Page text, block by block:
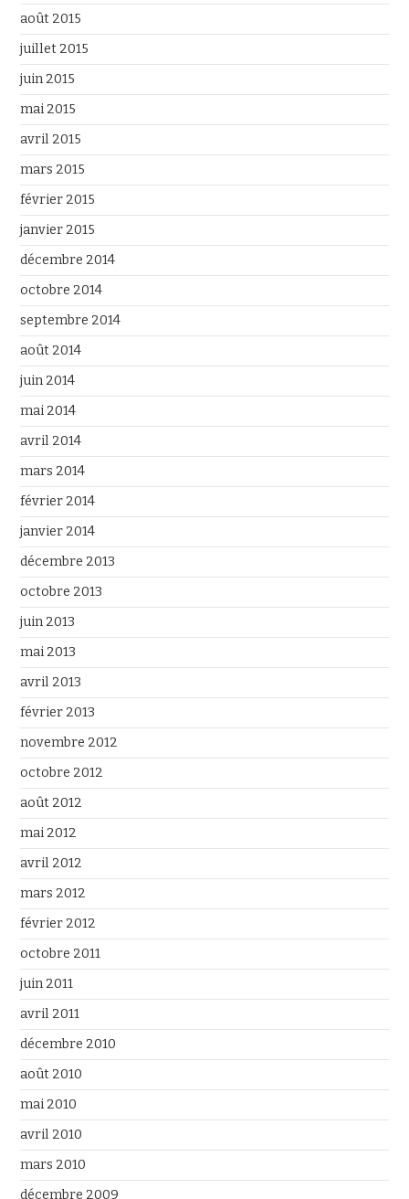
août 2015
juillet 2015
juin 2015
mai 2015
avril 2015
mars 2015
février 2015
janvier 2015
décembre 2014
octobre 2014
septembre 2014
août 2014
juin 2014
mai 2014
avril 2014
mars 2014
février 2014
janvier 2014
décembre 2013
octobre 2013
juin 2013
mai 2013
avril 2013
février 2013
novembre 2012
octobre 2012
août 2012
mai 2012
avril 2012
mars 2012
février 2012
octobre 2011
juin 2011
avril 2011
décembre 2010
août 2010
mai 2010
avril 2010
mars 2010
décembre 2009